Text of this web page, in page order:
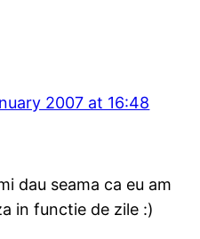
2007 at 16:48
dau seama ca eu am
in functie de zile :)